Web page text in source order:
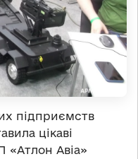
підприємств
цікаві
«Атлон Авіа»